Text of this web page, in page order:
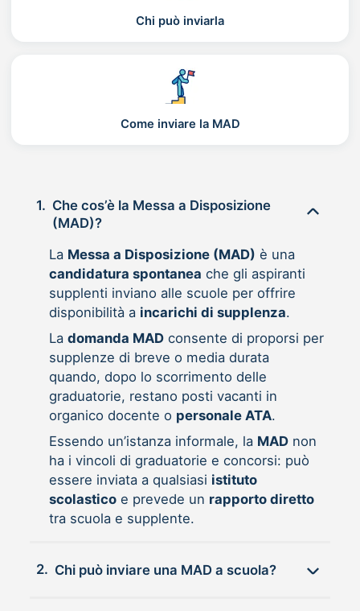
Chi può inviarla
Come inviare la MAD
1. Che cos’è la Messa a Disposizione
(MAD)?
La Messa a Disposizione (MAD) è una
candidatura spontanea che gli aspiranti
supplenti inviano alle scuole per offrire
disponibilità a incarichi di supplenza.
La domanda MADconsente di proporsi per
supplenze di breve o media durata
quando, dopo lo scorrimento delle
graduatorie, restano posti vacanti in
organico docente o personale ATA.
Essendo un’istanza informale, la MADnon
ha i vincoli di graduatorie e concorsi: può
essere inviata a qualsiasi istituto
scolasticoe prevede un rapporto diretto
tra scuola e supplente.
2. Chi può inviare una MAD a scuola?